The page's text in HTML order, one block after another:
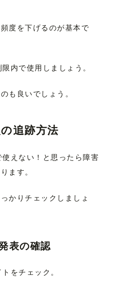
度を下げるのが基本で
内で使用しましょう。
も良いでしょう。
追跡方法
えない！と思ったら障害
ます。
かりチェックしましょ
表の確認
をチェック。